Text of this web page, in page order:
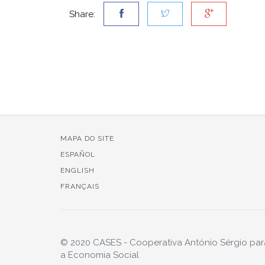
Share:
MAPA DO SITE
ESPAÑOL
ENGLISH
FRANÇAIS
© 2020 CASES - Cooperativa António Sérgio
a Economia Social